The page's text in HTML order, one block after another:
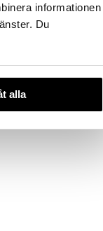
informationen
Du
alla
299 kr